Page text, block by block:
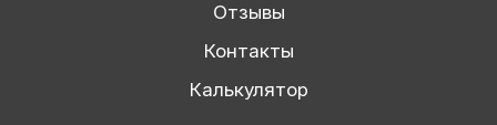
Отзывы
Контакты
Калькулятор